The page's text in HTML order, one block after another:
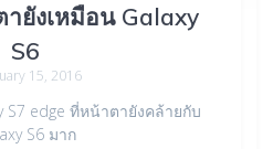
ยังเหมือน Galaxy
S6
15, 2016
S7 edge ที่หน้าตายังคล้ายกับ
S6 มาก